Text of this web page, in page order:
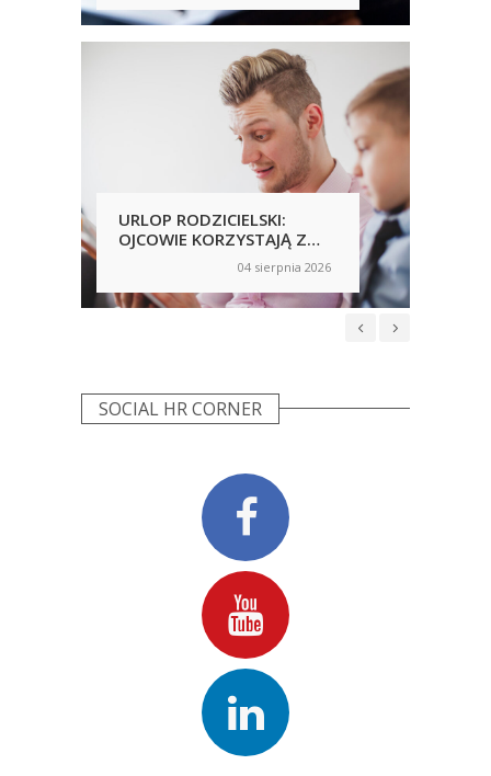
URLOP RODZICIELSKI:
OJCOWIE KORZYSTAJĄ Z
NICH CHĘTNIEJ, ALE
NIERÓWNOŚCI NADAL SĄ
WIDOCZNE
04 sierpnia 2026
SOCIAL HR CORNER